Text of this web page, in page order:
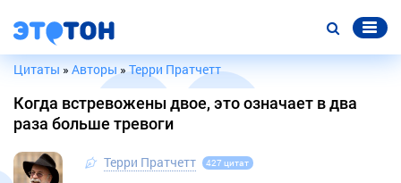
Цитаты » Авторы »Терри Пратчетт
Когда встревожены двое, это означает в два
раза больше тревоги
Терри Пратчетт 427 цитат